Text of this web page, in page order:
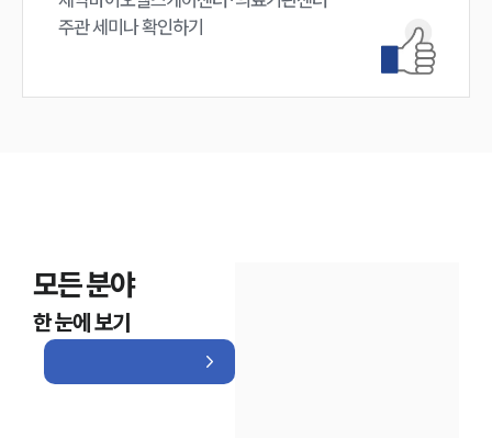
주관 세미나 확인하기
모든 분야
한 눈에 보기